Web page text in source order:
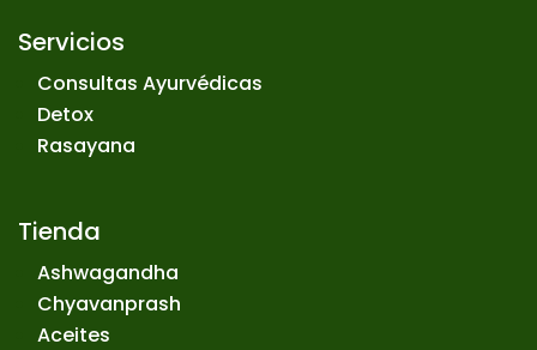
Servicios
Consultas Ayurvédicas
Detox
Rasayana
Tienda
Ashwagandha
Chyavanprash
Aceites